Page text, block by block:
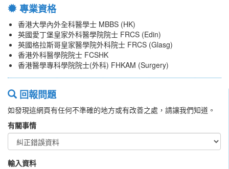
專業資格
香港大學內外全科醫學士 MBBS (HK)
英國愛丁堡皇家外科醫學院院士 FRCS (Edin)
英國格拉斯哥皇家醫學院外科院士 FRCS (Glasg)
香港外科醫學院院士 FCSHK
香港醫學專科學院院士(外科) FHKAM (Surgery)
回報問題
如發現這網頁有任何不準確的地方或有改善之處，請讓我們知道。
有關事情
輸入資料